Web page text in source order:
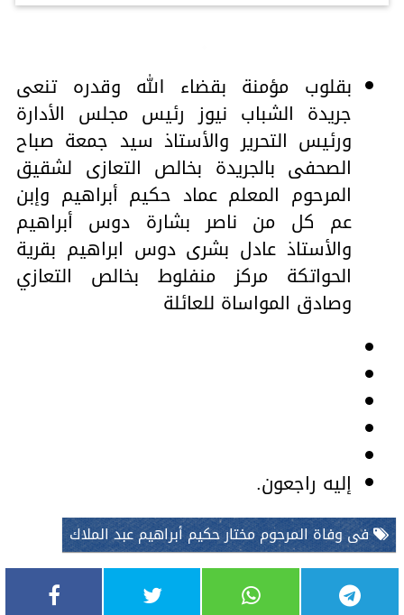
بقلوب مؤمنة بقضاء الله وقدره تنعى
جريدة الشباب نيوز رئيس مجلس الأدارة
ورئيس التحرير والأستاذ سيد جمعة صباح
الصحفى بالجريدة بخالص التعازى لشقيق
المرحوم المعلم عماد حكيم أبراهيم وإبن
عم كل من ناصر بشارة دوس أبراهيم
والأستاذ عادل بشرى دوس ابراهيم بقرية
الحواتكة مركز منفلوط بخالص التعازي
وصادق المواساة للعائلة
إليه راجعون.
فى وفاة المرحوم مختار حكيم أبراهيم عبد الملاك